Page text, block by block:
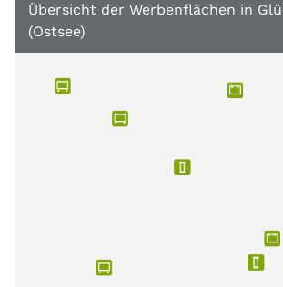
Übersicht der Werbenflächen in
(Ostsee)